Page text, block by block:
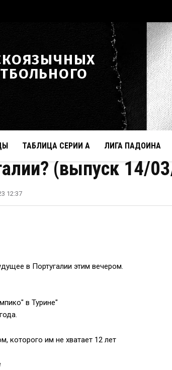
ТАБЛИЦА СЕРИИ А ЛИГА ПАДОИНА
(выпуск 14/
12:37
в Португалии этим вечером.
в Турине"
которого им не хватает 12 лет